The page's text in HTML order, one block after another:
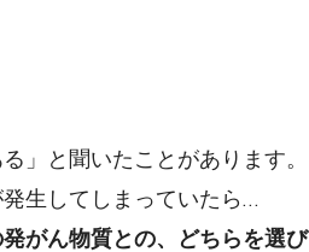
」と聞いたことがあります。
生してしまっていたら…
がん物質との、どちらを選び